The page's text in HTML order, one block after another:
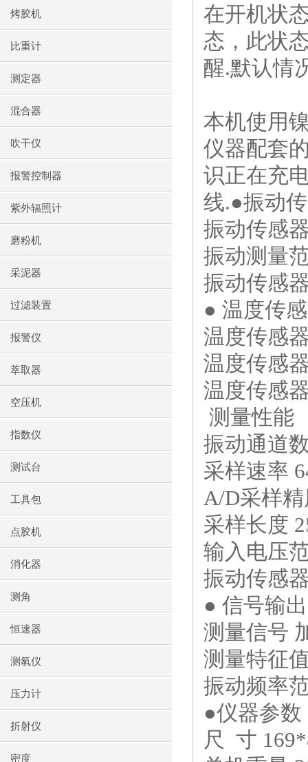
烤胶机
比重计
测定器
混合器
吹干仪
报警控制器
紫外辐照计
磨粉机
采泥器
过滤装置
报警仪
萃取器
空压机
指数仪
测试台
工具包
点胶机
消化器
测角
恒速器
测氡仪
压力计
折射仪
密度
在开机状
态，此状
醒.默认情
本机使用
仪器配套
识正在充
线.●振动
振动传感
振动测量
振动传感
● 温度传
温度传感
温度传感
温度传感
测量性能
振动通道
采样速率
A/D采样
采样长度
输入电压
振动传感
● 信号输出
测量信号
测量特征
振动频率
●仪器参数
尺 寸